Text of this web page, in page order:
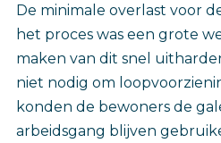
De minimale overlast voor
het proces was een grote
maken van dit snel
niet nodig om
konden de bewoners de
arbeidsgang blijven